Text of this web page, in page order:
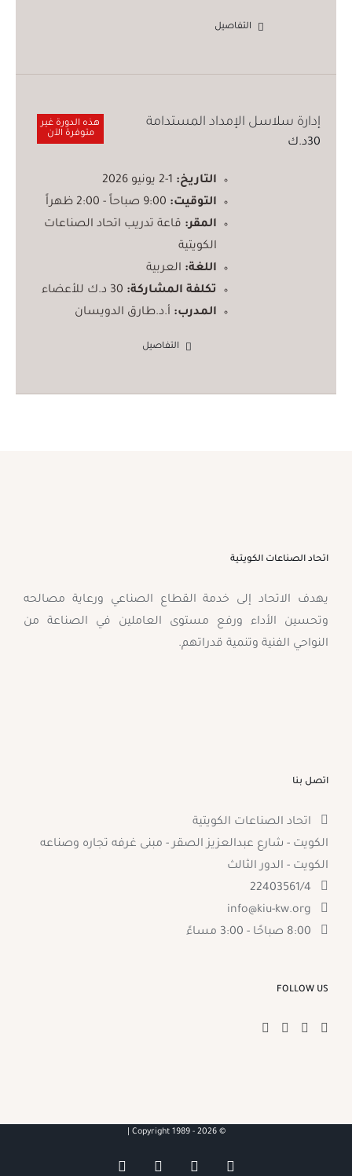
التفاصيل
هذه الدورة غير
متوفرة الآن
إدارة سلاسل الإمداد المستدامة
30د.ك
التاريخ:
التوقيت:
المقر: قاعة تدريب اتحاد الصناعات
الكويتية
اللغة: العربية
تكلفة المشاركة:
المدرب: أ.د.طارق الدويسان
التفاصيل
اتحاد الصناعات الكويتية
يهدف الاتحاد إلى خدمة القطاع الصناعي ورعاية مصالحه
وتحسين الأداء ورفع مستوى العاملين في الصناعة من
النواحي الفنية وتنمية قدراتهم.
اتصل بنا
اتحاد الصناعات الكويتية
الكويت - شارع عبدالعزيز الصقر - مبنى غرفه تجاره وصناعه
الكويت - الدور الثالث
22403561/4
info@kiu-kw.org
FOLLOW US
© Copyright 1989 -
2026 |
Instagram
Facebook
X
YouTube